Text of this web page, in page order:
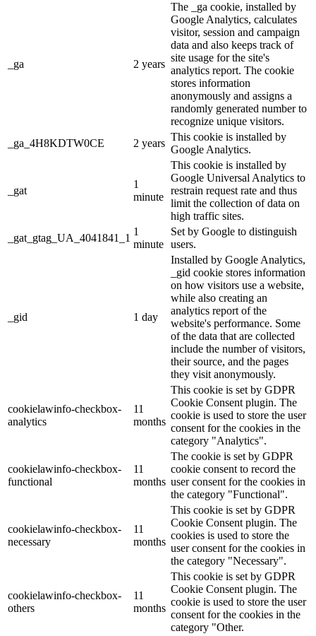
_ga 2 years
The _ga cookie, installed by
Google Analytics, calculates
visitor, session and campaign
data and also keeps track of
site usage for the site's
analytics report. The cookie
stores information
anonymously and assigns a
randomly generated number to
recognize unique visitors.
_ga_4H8KDTW0CE
2 years
This cookie is installed by
Google Analytics.
_gat
1
minute
This cookie is installed by
Google Universal Analytics to
restrain request rate and thus
limit the collection of data on
high traffic sites.
_gat_gtag_UA_4041841_1
1
minute
Set by Google to distinguish
users.
_gid 1 day
Installed by Google Analytics,
_gid cookie stores information
on how visitors use a website,
while also creating an
analytics report of the
website's performance. Some
of the data that are collected
include the number of visitors,
their source, and the pages
they visit anonymously.
cookielawinfo-checkbox-
analytics
11
months
This cookie is set by GDPR
Cookie Consent plugin. The
cookie is used to store the user
consent for the cookies in the
category "Analytics".
cookielawinfo-checkbox-
functional
11
months
The cookie is set by GDPR
cookie consent to record the
user consent for the cookies in
the category "Functional".
cookielawinfo-checkbox-
necessary
11
months
This cookie is set by GDPR
Cookie Consent plugin. The
cookies is used to store the
user consent for the cookies in
the category "Necessary".
cookielawinfo-checkbox-
others
11
months
This cookie is set by GDPR
Cookie Consent plugin. The
cookie is used to store the user
consent for the cookies in the
category "Other.